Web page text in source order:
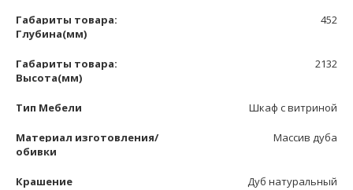
Габариты товара:
Глубина(мм)
452
Габариты товара:
Высота(мм)
2132
Тип Мебели Шкаф с витриной
Материал изготовления/
обивки
Массив дуба
Крашение Дуб натуральный